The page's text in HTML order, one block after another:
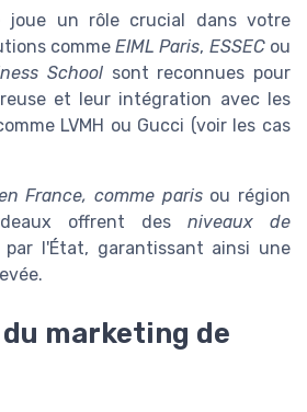
joue un rôle crucial dans votre
commeEIML Paris, ESSECou
School sont reconnues pour
et leur intégration avec les
LVMH ou Gucci (voir les cas
France, comme parisou région
offrent des niveaux de
l'État, garantissant ainsi une
marketing de